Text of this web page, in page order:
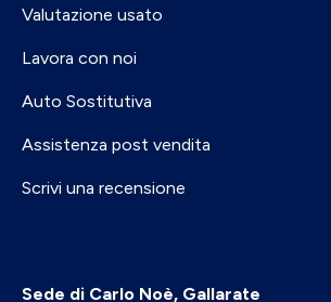
Valutazione usato
Lavora con noi
Auto Sostitutiva
Assistenza post vendita
Scrivi una recensione
Sede di Carlo Noè, Gallarate